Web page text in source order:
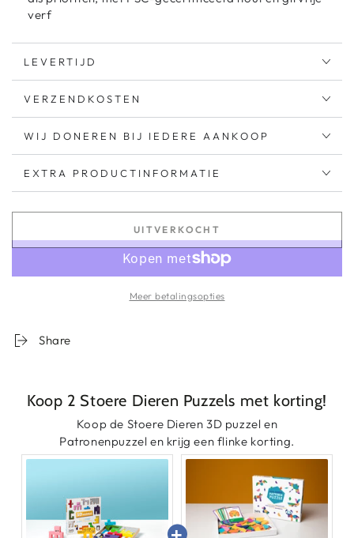
verf
LEVERTIJD
VERZENDKOSTEN
WIJ DONEREN BIJ IEDERE AANKOOP
EXTRA PRODUCTINFORMATIE
UITVERKOCHT
Meer betalingsopties
Share
Koop 2 Stoere Dieren Puzzels met korting!
Koop de Stoere Dieren 3D puzzel en
Patronenpuzzel en krijg een flinke korting.